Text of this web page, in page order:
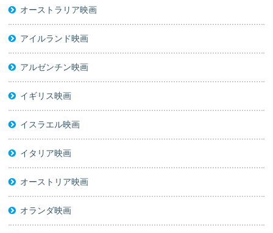
オーストラリア映画
アイルランド映画
アルゼンチン映画
イギリス映画
イスラエル映画
イタリア映画
オーストリア映画
オランダ映画